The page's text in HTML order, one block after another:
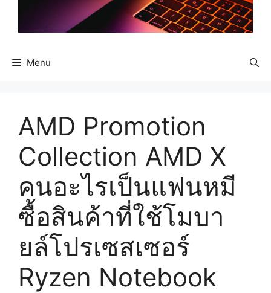
Menu
AMD Promotion
Collection AMD X
คนอะไรเป็นแฟนหมี
ซื้อสินค้าที่ใช้โมบา
ยล์โปรเซสเซอร์
Ryzen Notebook